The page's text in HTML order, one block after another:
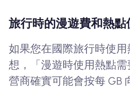
旅行時的漫遊費和熱點
如果您在國際旅行時使
想，「漫遊時使用熱點
營商確實可能會按每 GB